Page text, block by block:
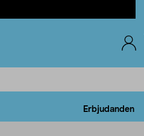
Erbjudanden